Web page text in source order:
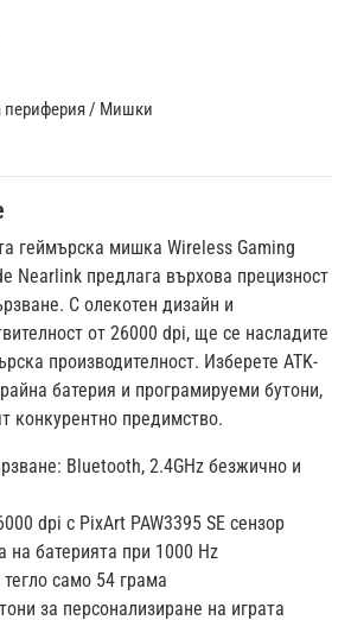
периферия / Мишки
геймърска мишка Wireless Gaming
Nearlink предлага върхова прецизност
С олекотен дизайн и
от 26000 dpi, ще се насладите
производителност. Изберете ATK-
батерия и програмируеми бутони,
конкурентно предимство.
Bluetooth, 2.4GHz безжично и
dpi с PixArt PAW3395 SE сензор
на батерията при 1000 Hz
само 54 грама
за персонализиране на играта